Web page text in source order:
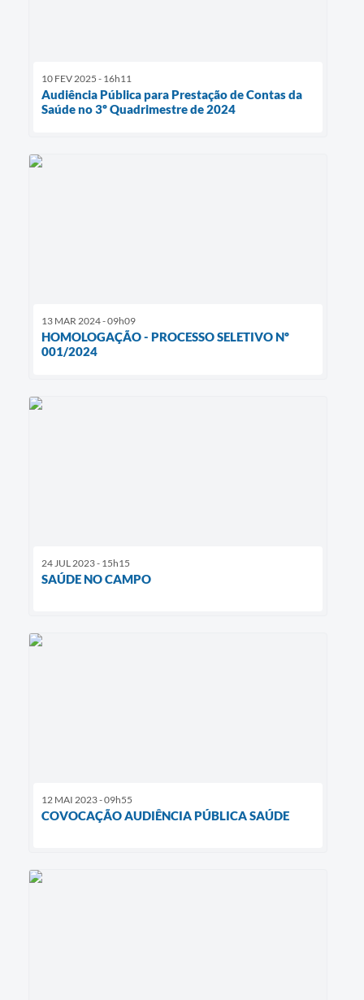
10 FEV 2025 - 16h11
Audiência Pública para Prestação de Contas da
Saúde no 3º Quadrimestre de 2024
13 MAR 2024 - 09h09
HOMOLOGAÇÃO - PROCESSO SELETIVO Nº
001/2024
24 JUL 2023 - 15h15
SAÚDE NO CAMPO
12 MAI 2023 - 09h55
COVOCAÇÃO AUDIÊNCIA PÚBLICA SAÚDE